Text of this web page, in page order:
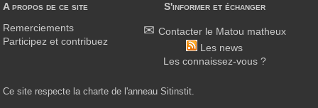
A propos de ce site
Remerciements
Participez et contribuez
S'informer et échanger
Contacter le Matou matheux
Les news
Les connaissez-vous ?
Ce site respecte la charte de l'anneau Sitinstit.